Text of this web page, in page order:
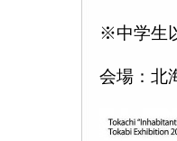
※中学生
会場：北